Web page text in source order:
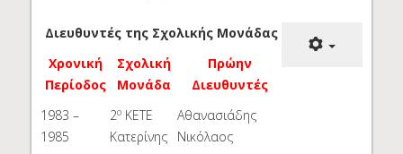
Διευθυντές της Σχολικής Μονάδας
Χρονική
Περίοδος
Σχολική
Μονάδα
Πρώην
Διευθυντές
1983 –
1985
2ο ΚΕΤΕ
Κατερίνης
Αθανασιάδης
Νικόλαος